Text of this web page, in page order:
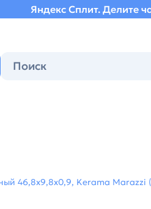
Яндекс Сплит. Делите
46,8x9,8x0,9, Kerama